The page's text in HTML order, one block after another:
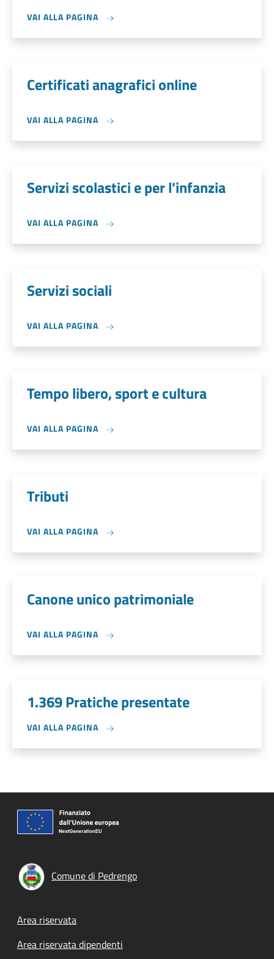
VAI ALLA PAGINA
Certificati anagrafici online
VAI ALLA PAGINA
Servizi scolastici e per l'infanzia
VAI ALLA PAGINA
Servizi sociali
VAI ALLA PAGINA
Tempo libero, sport e cultura
VAI ALLA PAGINA
Tributi
VAI ALLA PAGINA
Canone unico patrimoniale
VAI ALLA PAGINA
1.369 Pratiche presentate
VAI ALLA PAGINA
Comune di Pedrengo
Footer menu
Area riservata
Area riservata dipendenti